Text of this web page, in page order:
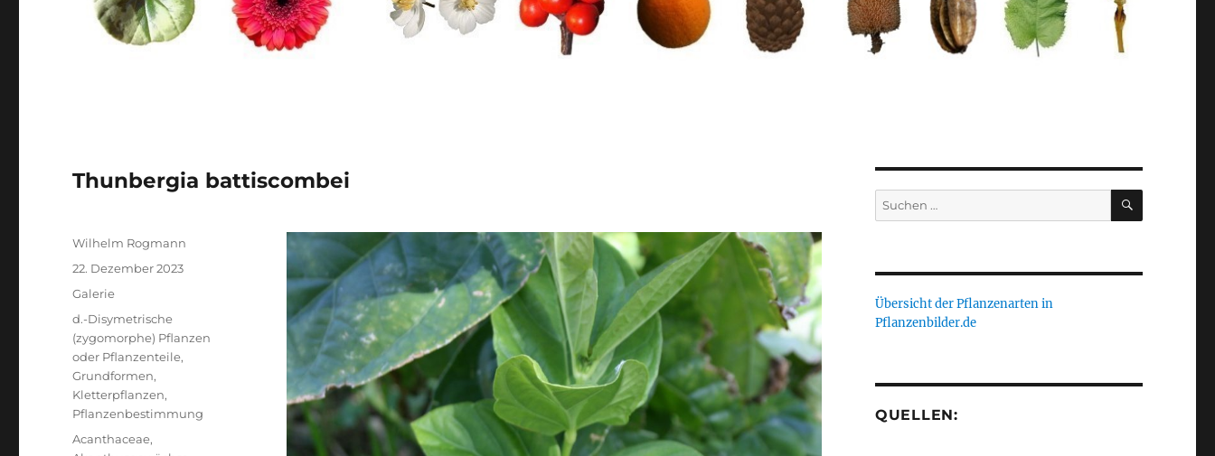
Thunbergia battiscombei
Autor
Wilhelm Rogmann
Veröffentlicht
am
22. Dezember 2023
Format
Galerie
Kategorien
d.-Disymetrische
(zygomorphe) Pflanzen
oder Pflanzenteile,
Grundformen,
Kletterpflanzen,
Pflanzenbestimmung
Schlagwörter
Acanthaceae,
Suche
nach:
SUCHEN
Übersicht der Pflanzenarten in
Pflanzenbilder.de
QUELLEN: